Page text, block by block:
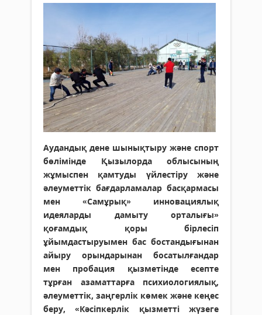
Аудандық дене шынықтыру және спорт
бөлімінде Қызылорда облысының
жұмыспен қамтуды үйлестіру және
әлеуметтік бағдарламалар басқармасы
мен «Самұрық» инновациялық
идеяларды дамыту орталығы»
қоғамдық қоры бірлесіп
ұйымдастыруымен бас бостандығынан
айыру орындарынан босатылғандар
мен пробация қызметінде есепте
тұрған азаматтарға психиологиялық,
әлеуметтік, заңгерлік көмек және кеңес
беру, «Кәсіпкерлік қызметті жүзеге